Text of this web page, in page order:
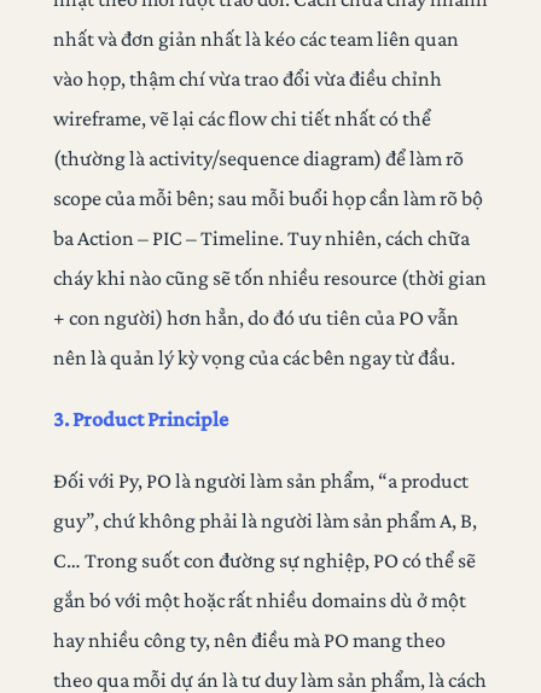
nhất và đơn giản nhất là kéo các team liên quan
vào họp, thậm chí vừa trao đổi vừa điều chỉnh
wireframe, vẽ lại các flow chi tiết nhất có thể
(thường là activity/sequence diagram) để làm rõ
scope của mỗi bên; sau mỗi buổi họp cần làm rõ bộ
ba Action – PIC – Timeline. Tuy nhiên, cách chữa
cháy khi nào cũng sẽ tốn nhiều resource (thời gian
+ con người) hơn hẳn, do đó ưu tiên của PO vẫn
nên là quản lý kỳ vọng của các bên ngay từ đầu.
3. Product Principle
Đối với Py, PO là người làm sản phẩm, “a product
guy”, chứ không phải là người làm sản phẩm A, B,
C… Trong suốt con đường sự nghiệp, PO có thể sẽ
gắn bó với một hoặc rất nhiều domains dù ở một
hay nhiều công ty, nên điều mà PO mang theo
theo qua mỗi dự án là tư duy làm sản phẩm, là cách